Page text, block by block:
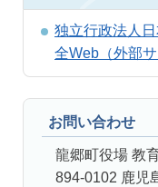
独立行政法人
全Web（外部サ
お問い合わせ
龍郷町役場 教
894-0102 鹿児